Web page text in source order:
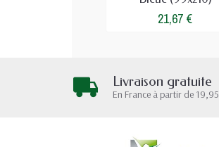
21,67 €
Livraison gratuite
En France à partir de